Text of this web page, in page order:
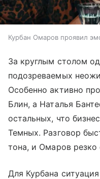
Курбан Омаров проявил
За круглым столом
подозреваемых
Особенно активно
Блин, а Наталья
остальных, что
Темных. Разговор
тона, и Омаров резко
Для Курбана